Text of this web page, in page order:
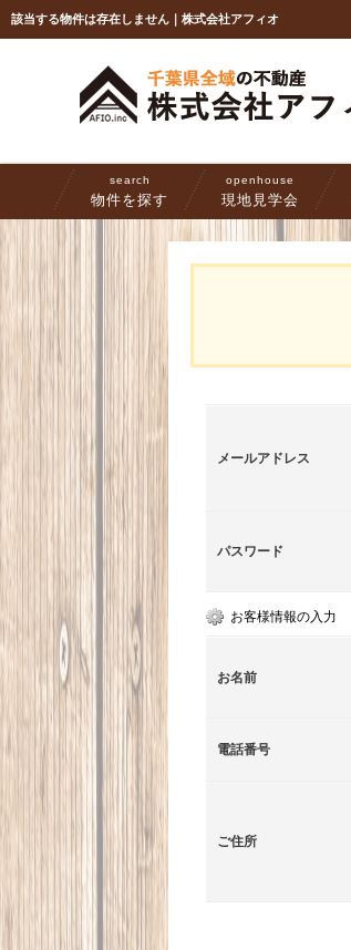
該当する物件は存在しません｜株式会社アフィオ
search
物件を探す
openhouse
現地見学会
メールアドレス
パスワード
お客様情報の入力
お名前
電話番号
ご住所